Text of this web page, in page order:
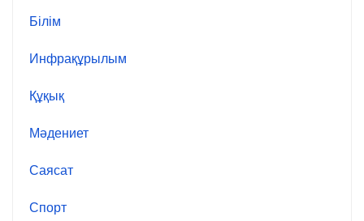
Білім
Инфрақұрылым
Құқық
Мәдениет
Саясат
Спорт